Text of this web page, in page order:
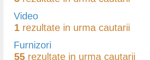
Video
1 rezultate in urma cautarii
Furnizori
55 rezultate in urma cautarii